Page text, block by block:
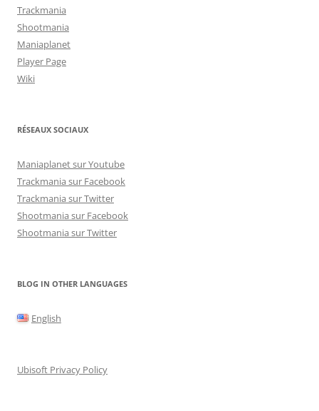
Trackmania
Shootmania
Maniaplanet
Player Page
Wiki
RÉSEAUX SOCIAUX
Maniaplanet sur Youtube
Trackmania sur Facebook
Trackmania sur Twitter
Shootmania sur Facebook
Shootmania sur Twitter
BLOG IN OTHER LANGUAGES
English
Ubisoft Privacy Policy